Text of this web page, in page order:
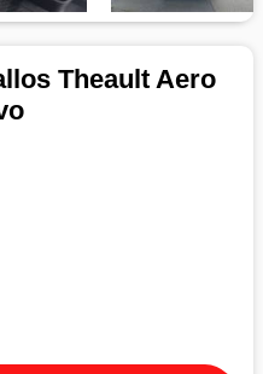
Theault Aero